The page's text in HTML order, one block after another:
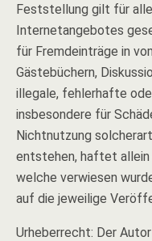
Feststellung gilt für
Internetangebotes
für Fremdeinträge in
Gästebüchern,
illegale, fehlerhafte
insbesondere für
Nichtnutzung
entstehen, haftet
welche verwiesen
auf die jeweilige
Urheberrecht: Der